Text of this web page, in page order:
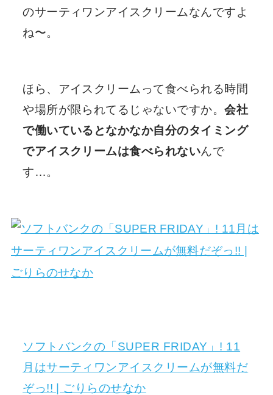
のサーティワンアイスクリームなんですよ
ね〜。
ほら、アイスクリームって食べられる時間
や場所が限られてるじゃないですか。会社
で働いているとなかなか自分のタイミング
でアイスクリームは食べられないんで
す…。
ソフトバンクの「SUPER FRIDAY」! 11
月はサーティワンアイスクリームが無料だ
ぞっ!! | ごりらのせなか